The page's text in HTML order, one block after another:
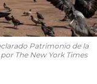
Patrimonio de la
The New York Times